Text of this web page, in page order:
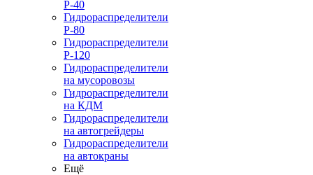
Р-40
Гидрораспределители
Р-80
Гидрораспределители
Р-120
Гидрораспределители
на мусоровозы
Гидрораспределители
на КДМ
Гидрораспределители
на автогрейдеры
Гидрораспределители
на автокраны
Ещё